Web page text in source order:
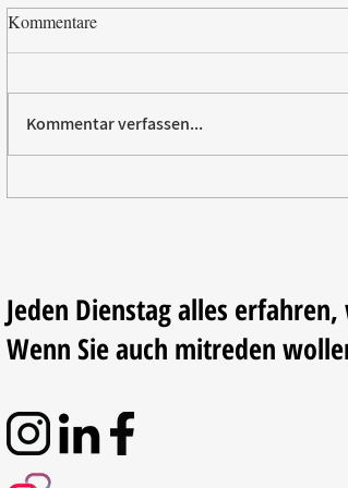
Paw Patrol erobert die
Kommentare
Kommentar verfassen...
Jeden Dienstag alles
Wenn Sie auch mitreden